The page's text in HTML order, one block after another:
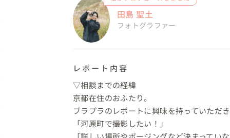
田島 聖土
フォトグラファー
レポート内容
▽相談までの経緯
京都在住のおふたり。
ブラプラのレポートに興味を持っていただき
「河原町で撮影したい！」